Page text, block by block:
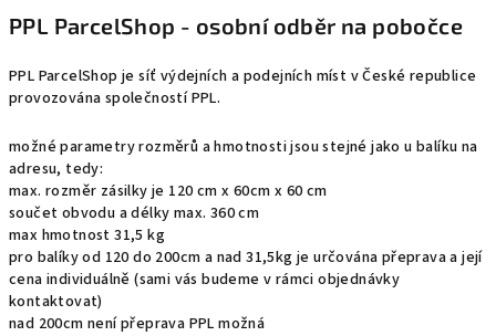
PPL ParcelShop - osobní odběr na pobočce
PPL ParcelShop je síť výdejních a podejních míst v České republice
provozována společností PPL.
možné parametry rozměrů a hmotnosti jsou stejné jako u balíku na
adresu, tedy:
max. rozměr zásilky je 120 cm x 60cm x 60 cm
součet obvodu a délky max. 360 cm
max hmotnost 31,5 kg
pro balíky od 120 do 200cm a nad 31,5kg je určována přeprava a její
cena individuálně (sami vás budeme v rámci objednávky
kontaktovat)
nad 200cm není přeprava PPL možná